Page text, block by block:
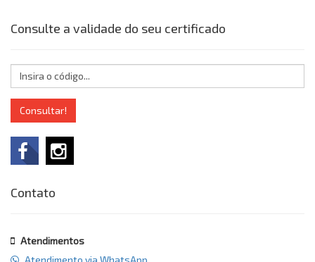
Consulte a validade do seu certificado
Consultar!
Contato
Atendimentos
Atendimento via WhatsApp